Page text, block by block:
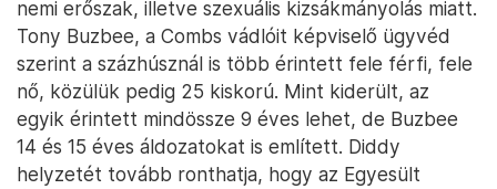
nemi erőszak, illetve szexuális kizsákmányolás miatt.
Tony Buzbee, a Combs vádlóit képviselő ügyvéd
szerint a százhúsznál is több érintett fele férfi, fele
nő, közülük pedig 25 kiskorú. Mint kiderült, az
egyik érintett mindössze 9 éves lehet, de Buzbee
14 és 15 éves áldozatokat is említett. Diddy
helyzetét tovább ronthatja, hogy az Egyesült